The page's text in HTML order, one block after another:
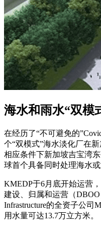
海水和雨水“双模
在经历了“不可避免的
个“双模式”海水淡化厂在
相应条件下新加坡吉宝湾
球首个具备同时处理海水或
KMEDP于6月底开始运营
建设、归属和运营（
Infrastructure的全资子公司
用水量可达13.7万立方米。